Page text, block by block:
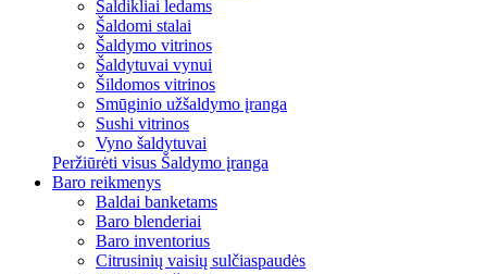
Šaldikliai ledams
Šaldomi stalai
Šaldymo vitrinos
Šaldytuvai vynui
Šildomos vitrinos
Smūginio užšaldymo įranga
Sushi vitrinos
Vyno šaldytuvai
Peržiūrėti visus Šaldymo įranga
Baro reikmenys
Baldai banketams
Baro blenderiai
Baro inventorius
Citrusinių vaisių sulčiaspaudės